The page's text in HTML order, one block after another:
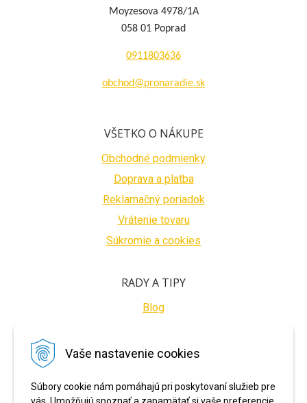
Vaše nastavenie cookies
Súbory cookie nám pomáhajú pri poskytovaní služieb pre
Moyzesova 4978/1A
058 01 Poprad
0911803636
obchod@pronaradie.sk
VŠETKO O NÁKUPE
Obchodné podmienky
Doprava a platba
Reklamačný poriadok
Vrátenie tovaru
Súkromie a cookies
RADY A TIPY
Blog
BEZPEČNÉ PLATBY